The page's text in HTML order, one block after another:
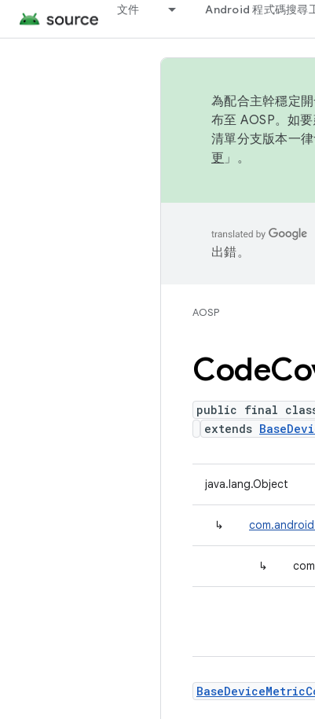
文件 Android 程式碼搜尋
為配合主幹穩定
布至 AOSP。如
清單分支版本一
更 」。
出錯。
AOSP
Code
public final class
extends
java.lang.Object
↳
↳